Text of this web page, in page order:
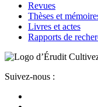
Revues
Thèses et
Livres et actes
Rapports de
Suivez-nous :